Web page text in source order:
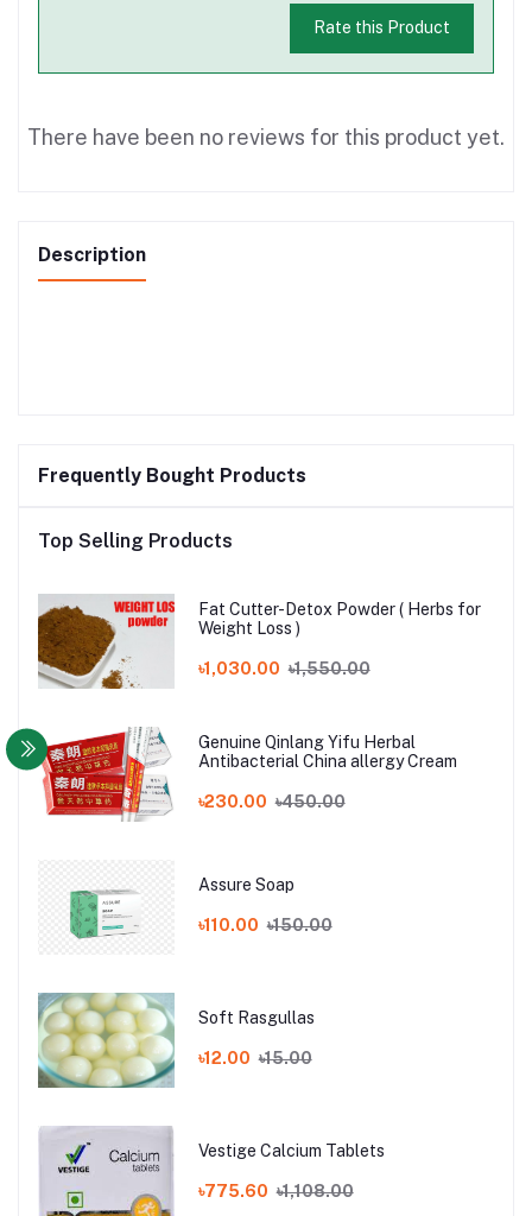
Rate this Product
There have been no reviews for this product yet.
Description
Frequently Bought Products
Top Selling Products
Fat Cutter-Detox Powder ( Herbs for
Weight Loss )
৳1,030.00 ৳1,550.00
Genuine Qinlang Yifu Herbal
Antibacterial China allergy Cream
৳230.00 ৳450.00
Assure Soap
৳110.00 ৳150.00
Soft Rasgullas
৳12.00 ৳15.00
Vestige Calcium Tablets
৳775.60 ৳1,108.00